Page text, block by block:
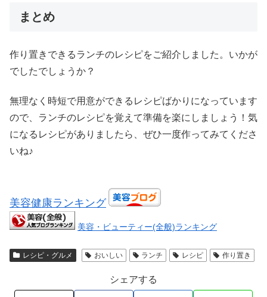
まとめ
作り置きできるランチのレシピをご紹介しました。いかが
でしたでしょうか？
無理なく時短で用意ができるレシピばかりになっています
ので、ランチのレシピを覚えて準備を楽にしましょう！気
になるレシピがありましたら、ぜひ一度作ってみてくださ
いね♪
美容健康ランキング
美容・ビューティー(全般)ランキング
レシピ・グルメ おいしい ランチ レシピ 作り置き
シェアする